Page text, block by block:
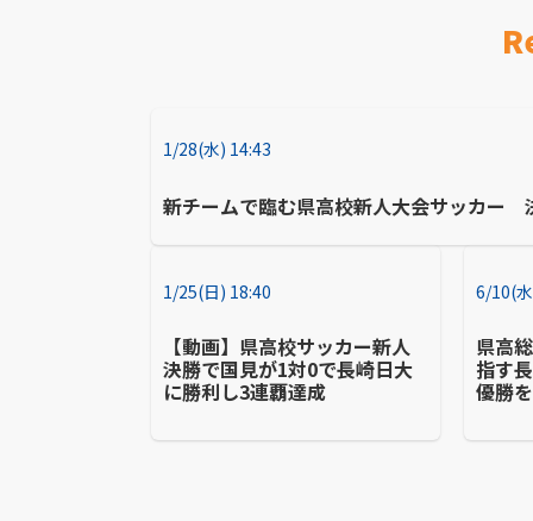
1/28(水) 14:43
新チームで臨む県高校新人大会サッカー
1/25(日) 18:40
【動画】県高校サッカー新人
決勝で国見が1対0で長崎日大
に勝利し3連覇達成
6/10(
県高
指す
優勝